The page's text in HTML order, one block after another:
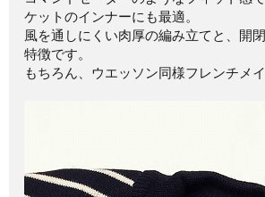
ケットのインナーにも最適。
風を通しにくい肉厚の編み立てと、開
特徴です。
もちろん、ウエッソン同様フレンチメイ